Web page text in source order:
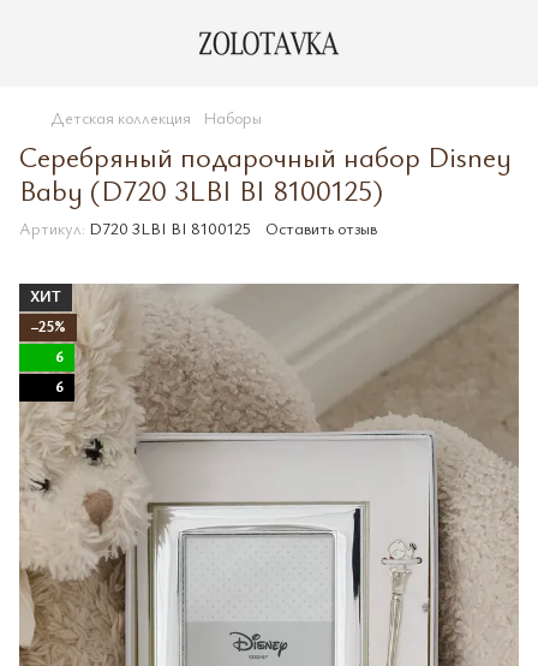
Детская коллекция Наборы
Серебряный подарочный набор Disney
Baby (D720 3LBI BI 8100125)
Артикул: D720 3LBI BI 8100125 Оставить отзыв
ХИТ
−25%
6
6